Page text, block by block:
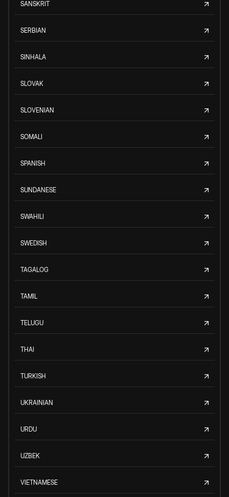
SANSKRIT
SERBIAN
SINHALA
SLOVAK
SLOVENIAN
SOMALI
SPANISH
SUNDANESE
SWAHILI
SWEDISH
TAGALOG
TAMIL
TELUGU
THAI
TURKISH
UKRAINIAN
URDU
UZBEK
VIETNAMESE